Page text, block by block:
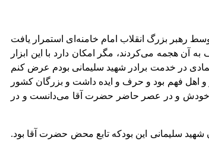
رهبر بزرگ انقلاب امام خامنه‌ای استمرار یافت
هجمه می‌کردند، مگر امکان دارد با این ابزار
در خدمت برادر شهید سلیمانی بودم عرض کنم
اهل فهم بود و حرف و ایده داشت و بزرگان کشور
خودش و در عصر حاضر حضرت آقا می‌دانست و در
سلیمانی این بودکه تابع محض حضرت آقا بود.